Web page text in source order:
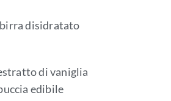
disidratato
di vaniglia
edibile